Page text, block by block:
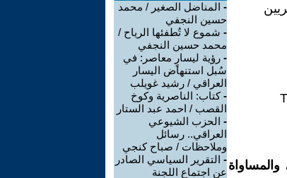
- المناضل الصغير / محمد
حسين النجفي
- شموع لا تُطفئها الرياح /
محمد حسين النجفي
- رؤية ليسارٍ معاصر: في
سُبل استنهاض اليسار
العراقي / رشيد غويلب
-كتاب: الناصرية وكوخ
القصب / احمد عبد الستار
- الحزب الشيوعي
العراقي.. رسائل
وملاحظات / صباح كنجي
- التقرير السياسي الصادر
عن اجتماع اللجنة